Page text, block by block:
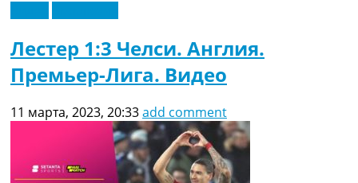
Лестер 1:3 Челси. Англия.
Премьер-Лига. Видео
11 марта, 2023, 20:33add comment